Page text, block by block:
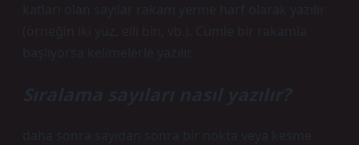
katları olan sayılar rakam yerine harf olarak yazılır
(örneğin iki yüz, elli bin, vb.). Cümle bir rakamla
başlıyorsa kelimelerle yazılır.
Sıralama sayıları nasıl yazılır?
daha sonra sayıdan sonra bir nokta veya kesme